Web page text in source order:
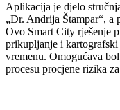
Aplikacija je djelo
„Dr. Andrija Štampar“, a
Ovo Smart City rješenje
prikupljanje i
vremenu. Omogućava
procesu procjene rizika